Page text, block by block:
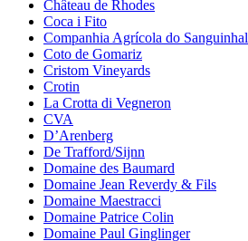
Château de Rhodes
Coca i Fito
Companhia Agrícola do Sanguinhal
Coto de Gomariz
Cristom Vineyards
Crotin
La Crotta di Vegneron
CVA
D’Arenberg
De Trafford/Sijnn
Domaine des Baumard
Domaine Jean Reverdy & Fils
Domaine Maestracci
Domaine Patrice Colin
Domaine Paul Ginglinger